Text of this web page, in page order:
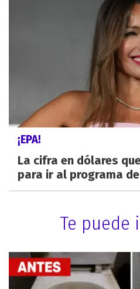
¡EPA!
La cifra en dólares
para ir al programa
Te puede